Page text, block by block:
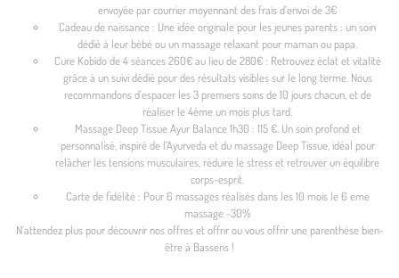
envoyée par courrier moyennant des frais d’envoi de 3€
Cadeau de naissance : Une idée originale pour les jeunes parents : un soin
dédié à leur bébé ou un massage relaxant pour maman ou papa.
Cure Kobido de 4 séances 260€ au lieu de 280€ : Retrouvez éclat et vitalité
grâce à un suivi dédié pour des résultats visibles sur le long terme. Nous
recommandons d’espacer les 3 premiers soins de 10 jours chacun, et de
réaliser le 4ème un mois plus tard.
Massage Deep Tissue Ayur Balance 1h30 : 115 €. Un soin profond et
personnalisé, inspiré de l’Ayurveda et du massage Deep Tissue, idéal pour
relâcher les tensions musculaires, réduire le stress et retrouver un équilibre
corps-esprit.
Carte de fidélité : Pour 6 massages réalisés dans les 10 mois le 6 eme
massage -30%
N’attendez plus pour découvrir nos offres et offrir ou vous offrir une parenthèse bien-
être à Bassens !